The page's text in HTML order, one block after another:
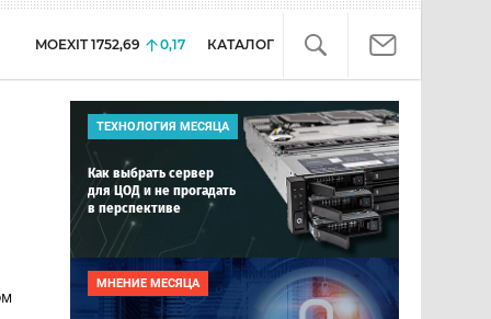
MOEXIT 1752,69 0,17 КАТАЛОГ
ТЕХНОЛОГИЯ МЕСЯЦА
Как выбрать сервер
для ЦОД и не прогадать
в перспективе
МНЕНИЕ МЕСЯЦА